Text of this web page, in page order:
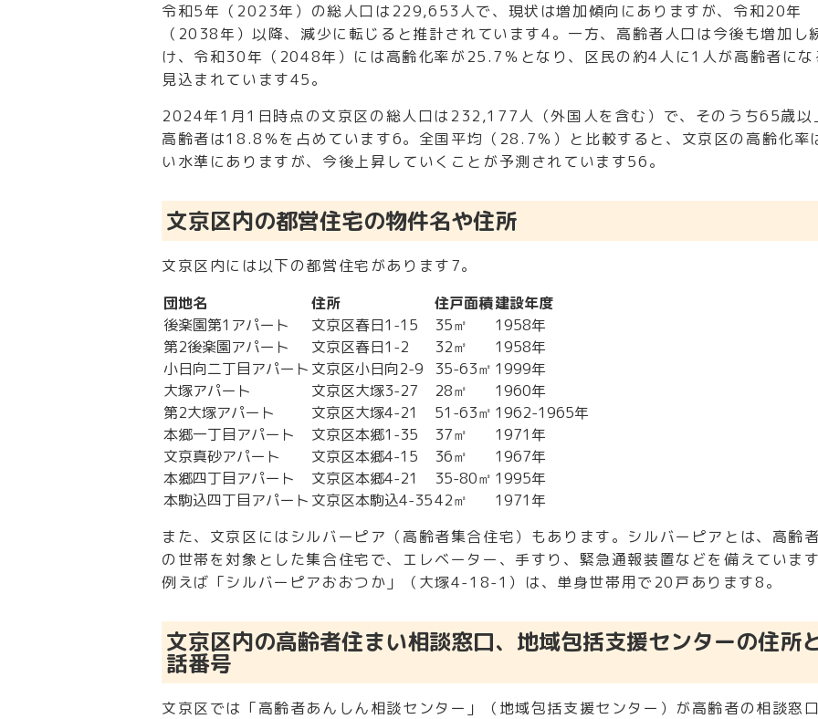
令和5年（2023年）の総人口は229,653人で、現状は増加傾向にありますが、令和20年
（2038年）以降、減少に転じると推計されています4。一方、高齢者人口は今後も増加し
け、令和30年（2048年）には高齢化率が25.7％となり、区民の約4人に1人が高齢者にな
見込まれています45。
2024年1月1日時点の文京区の総人口は232,177人（外国人を含む）で、そのうち65歳以
高齢者は18.8％を占めています6。全国平均（28.7％）と比較すると、文京区の高齢化率
い水準にありますが、今後上昇していくことが予測されています56。
文京区内の都営住宅の物件名や住所
文京区内には以下の都営住宅があります7。
団地名
住所 住戸面積建設年度
後楽園第1アパート
文京区春日1-15 35㎡
1958年
第2後楽園アパート
文京区春日1-2 32㎡
1958年
小日向二丁目アパート 文京区小日向2-9 35-63㎡ 1999年
大塚アパート
文京区大塚3-27 28㎡
1960年
第2大塚アパート
文京区大塚4-21 51-63㎡ 1962-1965年
本郷一丁目アパート
文京区本郷1-35 37㎡
1971年
文京真砂アパート
文京区本郷4-15 36㎡
1967年
本郷四丁目アパート
文京区本郷4-21 35-80㎡ 1995年
本駒込四丁目アパート 文京区本駒込4-3542㎡
1971年
また、文京区にはシルバーピア（高齢者集合住宅）もあります。シルバーピアとは、高齢
の世帯を対象とした集合住宅で、エレベーター、手すり、緊急通報装置などを備えています
例えば「シルバーピアおおつか」（大塚4-18-1）は、単身世帯用で20戸あります8。
文京区内の高齢者住まい相談窓口、地域包括支援センターの住所
話番号
文京区では「高齢者あんしん相談センター」（地域包括支援センター）が高齢者の相談窓